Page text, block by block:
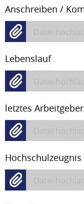
Anschreiben /
Lebenslauf
letztes
Hochschulzeugnis